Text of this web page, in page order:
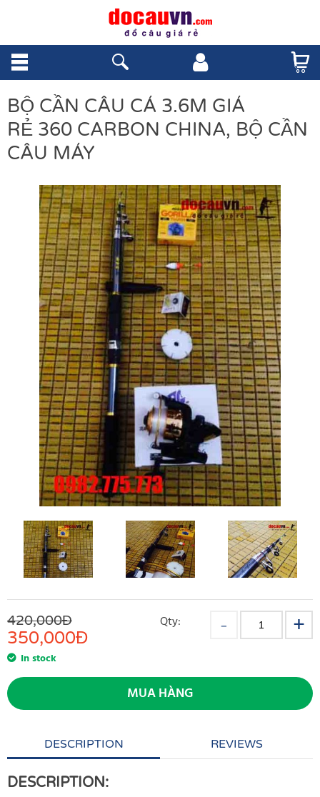
BỘ CẦN CÂU CÁ 3.6M GIÁ
RẺ 360 CARBON CHINA, BỘ CẦN
CÂU MÁY
420,000Đ
350,000Đ
In stock
Qty:
MUA HÀNG
DESCRIPTION REVIEWS
DESCRIPTION: